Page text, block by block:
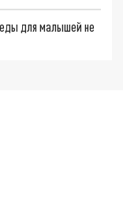
для малышей не